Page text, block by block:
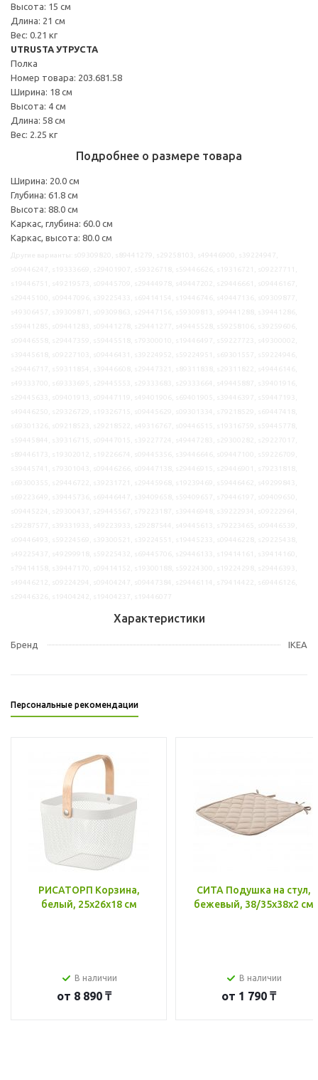
Высота: 15 см
Длина: 21 см
Вес: 0.21 кг
UTRUSTA УТРУСТА
Полка
Номер товара: 203.681.58
Ширина: 18 см
Высота: 4 см
Длина: 58 см
Вес: 2.25 кг
Подробнее о размере товара
Ширина: 20.0 см
Глубина: 61.8 см
Высота: 88.0 см
Каркас, глубина: 60.0 см
Каркас, высота: 80.0 см
Характеристики
Бренд IKEA
Персональные рекомендации
РИСАТОРП Корзина,
белый, 25x26x18 см
В наличии
от 8 890 ₸
СИТА Подушка на стул,
бежевый, 38/35x38x2 см
В наличии
от 1 790 ₸